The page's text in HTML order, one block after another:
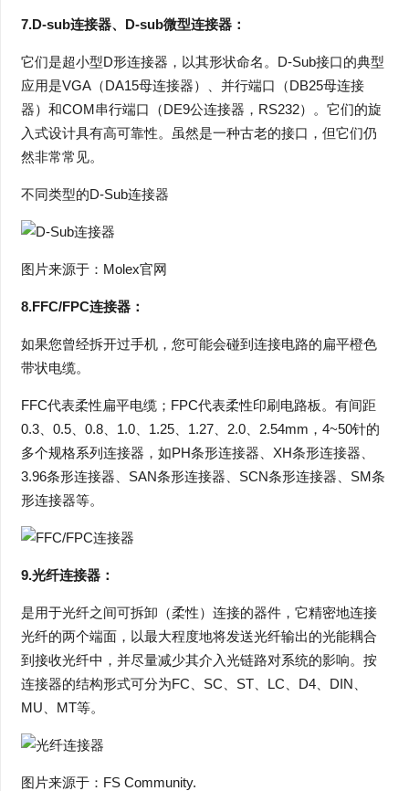
7.D-sub连接器、D-sub微型连接器：
它们是超小型D形连接器，以其形状命名。D-Sub接口的典型
应用是VGA（DA15母连接器）、并行端口（DB25母连接
器）和COM串行端口（DE9公连接器，RS232）。它们的旋
入式设计具有高可靠性。虽然是一种古老的接口，但它们仍
然非常常见。
不同类型的D-Sub连接器
图片来源于：Molex官网
8.FFC/FPC连接器：
如果您曾经拆开过手机，您可能会碰到连接电路的扁平橙色
带状电缆。
FFC代表柔性扁平电缆；FPC代表柔性印刷电路板。有间距
0.3、0.5、0.8、1.0、1.25、1.27、2.0、2.54mm，4~50针的
多个规格系列连接器，如PH条形连接器、XH条形连接器、
3.96条形连接器、SAN条形连接器、SCN条形连接器、SM条
形连接器等。
9.光纤连接器：
是用于光纤之间可拆卸（柔性）连接的器件，它精密地连接
光纤的两个端面，以最大程度地将发送光纤输出的光能耦合
到接收光纤中，并尽量减少其介入光链路对系统的影响。按
连接器的结构形式可分为FC、SC、ST、LC、D4、DIN、
MU、MT等。
图片来源于：FS Community.